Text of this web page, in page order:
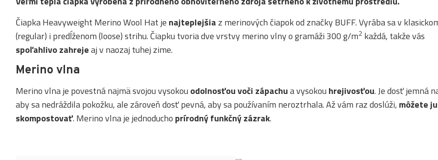
Čiapka Heavyweight Merino Wool Hat je najteplejšia z merinových čiapok od značky BUFF. Vyrába sa v
(regular) i predĺženom (loose) strihu. Čiapku tvoria dve vrstvy merino vlny o gramáži 300 g/m2 každá, takže vás
spoľahlivo zahrejeaj v naozaj tuhej zime.
Merino vlna
Merino vlna je povestná najmä svojou vysokou odolnosťou voči zápachua vysokou hrejivosťou. Je dosť jemná
aby sa nedráždila pokožku, ale zároveň dosť pevná, aby sa používaním neroztrhala. Až vám raz doslúži, môžete ju
skompostovať. Merino vlna je jednoducho prírodný funkčný zázrak.